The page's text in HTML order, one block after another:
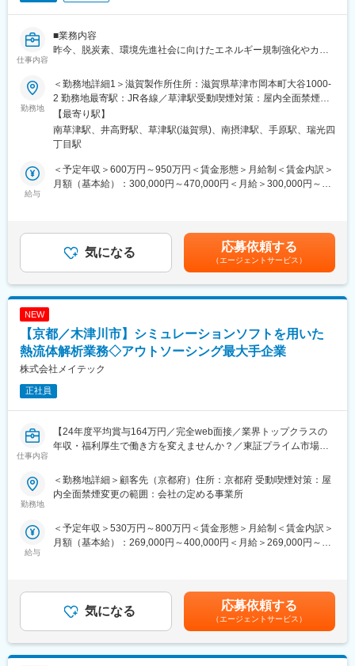
グローバル各地域がカーボンニュートラルの実現やサステナブル
社会の実現に進む中で、いまや必需品となった冷凍空調機の市場
このため、さらなる省エネ化、使用冷媒の低GWP化や３Rなど、
機器が果たすべき役割や領域も今まで以上に大きくなっていま
す。その中で、送風機は、空調や換気機器の性能を決める重要部
品の一つです。例えば建物の断熱性能向上に伴い、空調機の負荷
が低下傾向とはなりますが、換気も含めた空気循環量は変わらな
当社は位置付けています。
送風機設計技術は、解析の発達とともに高度化しています。シミ
また、グローバル市場での様々な製品に、送風機という技術・部
品を横ぐしで開発していくことで、様々な事業領域に貢献すると
ともに、技術者としての専門性や幅をより高めていくことがで
仕事内容
■業務内容
昨今、脱炭素、環境先進社会に向けたエネルギー規制強化やカー
共に、高性能化・省資源化も求めれており、動力源であるモータ
の開発が急務です。空調機用モータ（電動機）の中でも、電力使
用量が大きい、圧縮機モータおよびファンモータの一連の研究開
発、設計、材料評価業務の推進役を担当頂きます。
■具体的な担当業務
これまでのモータ開発・設計経験を活かし、家庭用空調機や業務
用空調機（パッケージ、ビル用マルチ、アプライド空調等）に搭
きます。ご経験領域や専門性に合わせて担当頂く業務範囲を決定
致します。開発を推進頂くモータは端子電圧100V以上、モータ出
力数十W以上の交流モータとなり、商品開発、生産技術検討、材
CAD、構造解析）、ACUSOLVE（熱流体解析）、３D-
TIMON（樹脂流動解析ソフト）などの知見があることが望まし
い。
とめなど部門の中核として活躍頂くことを期待しております。
・テクノロジーイノベーションセンターでは、外部協創活動によ
り、生産本部モータグループは、差別化商品に搭載するモータの
開発・設計を行い生産適用まで行う技術部門ですが、相互に協力
【キャリアパス】
・モータ技術者として、構造・材料・熱・振動・計測・DX等の幅
・前述の専門性を極めることもキャリアパスとしておくことも可
能。（世界での立ち位置を意識することが大事）
・開発リーダ、マネジメントを経験し昇進していくことや、専門
性を極め業界・学会で通用する立場になることも可能。
勤務地
＜勤務地詳細1＞滋賀製作所住所：滋賀県草津市岡本町大谷1000-
2 勤務地最寄駅：JR各線／草津駅受動喫煙対策：屋内全面禁煙＜
勤務地詳細2＞テクノロジーイノベーションセンター住所：大阪府
摂津市西一津屋1-1 淀川製作所内勤務地最寄駅：地下鉄今里筋線
／井高野駅受動喫煙対策：敷地内喫煙可能場所あり変更の範囲：
【最寄り駅】
南草津駅、井高野駅、草津駅(滋賀県)、南摂津駅、手原駅、瑞光四
丁目駅
給与
＜予定年収＞600万円～950万円＜賃金形態＞月給制＜賃金内訳＞
月額（基本給）：300,000円～470,000円＜月給＞300,000円～
選考を通じて上下する可能性があります。月給(月額)は固定手当を
含めた表記です。
気になる 応募依頼する
（エージェントサービス）
NEW
【京都／木津川市】シミュレーションソフトを用いた
熱流体解析業務◇アウトソーシング最大手企業
株式会社メイテック
正社員
仕事内容
【24年度平均賞与164万円／完全web面接／業界トップクラスの
年収・福利厚生で働き方を変えませんか？／東証プライム市場上
【製品】
【関係先／顧客】
社内関係部署
・熱流体解析
・放熱構造シミュレーション
・既存の改善設計
＜業務詳細＞
勤務地
＜勤務地詳細＞顧客先（京都府）住所：京都府 受動喫煙対策：屋
内全面禁煙変更の範囲：会社の定める事業所
給与
＜予定年収＞530万円～800万円＜賃金形態＞月給制＜賃金内訳＞
月額（基本給）：269,000円～400,000円＜月給＞269,000円～
気になる 応募依頼する
（エージェントサービス）